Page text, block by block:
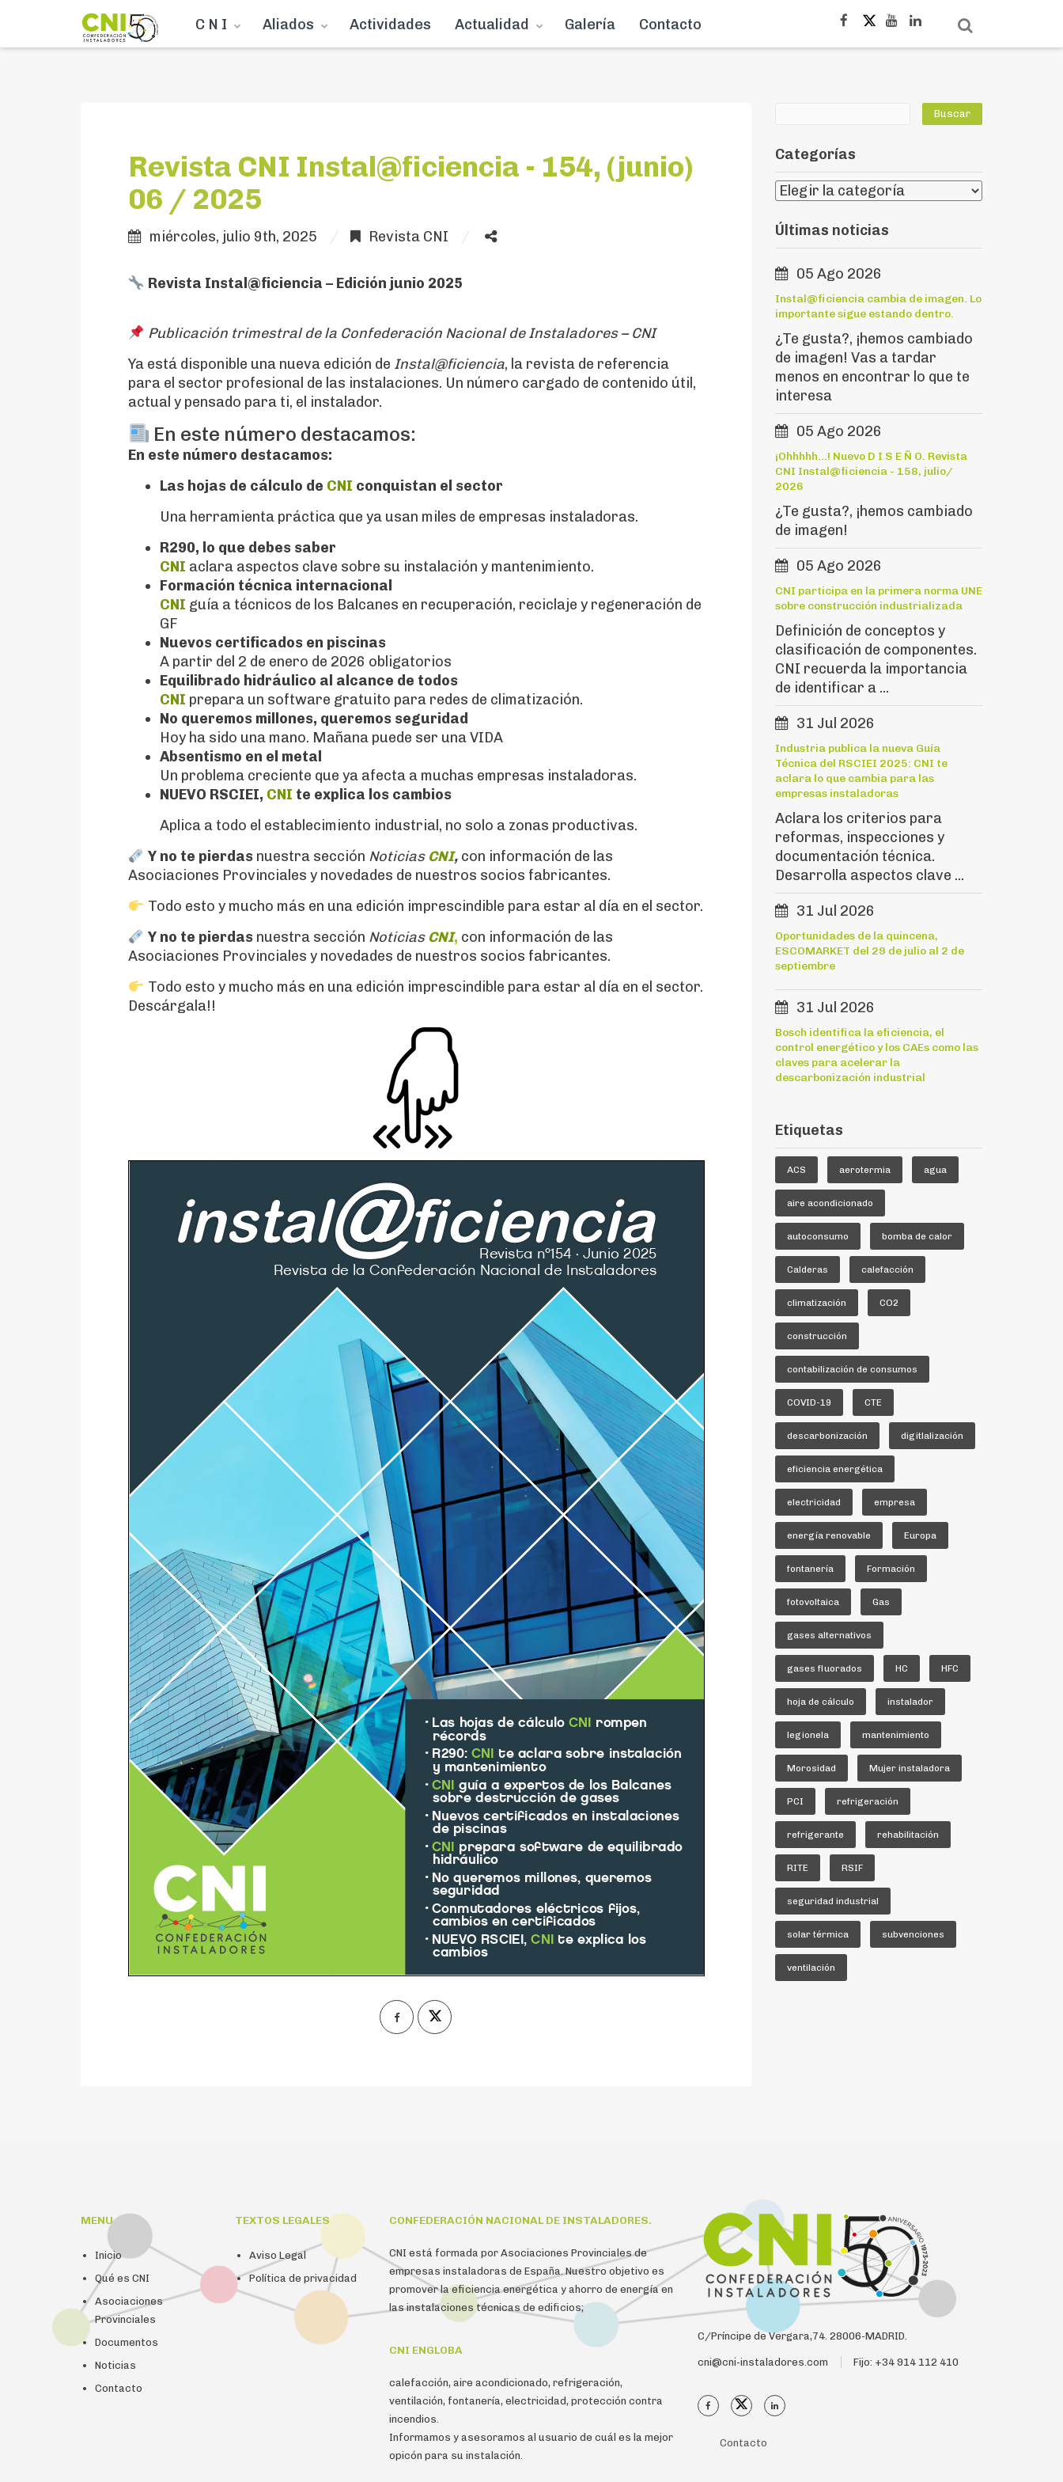
C N I Aliados Actividades Actualidad Galería Contacto
Revista CNI Instal@ficiencia - 154, (junio)
06 / 2025
miércoles, julio 9th, 2025 Revista CNI
Revista Instal@ficiencia – Edición junio 2025
Publicación trimestral de la Confederación Nacional de Instaladores – CNI
Ya está disponible una nueva edición de Instal@ficiencia, la revista de referencia
para el sector profesional de las instalaciones. Un número cargado de contenido útil,
actual y pensado para ti, el instalador.
En este número destacamos:
En este número destacamos:
Las hojas de cálculo de CNI conquistan el sector
Una herramienta práctica que ya usan miles de empresas instaladoras.
R290, lo que debes saber
CNI aclara aspectos clave sobre su instalación y mantenimiento.
Formación técnica internacional
CNI guía a técnicos de los Balcanes en recuperación, reciclaje y regeneración de
GF
Nuevos certificados en piscinas
A partir del 2 de enero de 2026 obligatorios
Equilibrado hidráulico al alcance de todos
CNI prepara un software gratuito para redes de climatización.
No queremos millones, queremos seguridad
Hoy ha sido una mano. Mañana puede ser una VIDA
Absentismo en el metal
Un problema creciente que ya afecta a muchas empresas instaladoras.
NUEVO RSCIEI, CNI te explica los cambios
Aplica a todo el establecimiento industrial, no solo a zonas productivas.
Y no te pierdasnuestra sección Noticias CNI,con información de las
Asociaciones Provinciales y novedades de nuestros socios fabricantes.
Todo esto y mucho más en una edición imprescindible para estar al día en el sector.
Y no te pierdasnuestra sección Noticias CNI, con información de las
Asociaciones Provinciales y novedades de nuestros socios fabricantes.
Todo esto y mucho más en una edición imprescindible para estar al día en el sector.
Descárgala!!
Categorías
Últimas noticias
05 Ago 2026
Instal@ficiencia cambia de imagen. Lo
importante sigue estando dentro.
¿Te gusta?, ¡hemos cambiado
de imagen! Vas a tardar
menos en encontrar lo que te
interesa
05 Ago 2026
¡Ohhhhh...! Nuevo D I S E Ñ O. Revista
CNI Instal@ficiencia - 158, julio/
2026
¿Te gusta?, ¡hemos cambiado
de imagen!
05 Ago 2026
CNI participa en la primera norma UNE
sobre construcción industrializada
Definición de conceptos y
clasificación de componentes.
CNI recuerda la importancia
de identificar a ...
31 Jul 2026
Industria publica la nueva Guía
Técnica del RSCIEI 2025: CNI te
aclara lo que cambia para las
empresas instaladoras
Aclara los criterios para
reformas, inspecciones y
documentación técnica.
Desarrolla aspectos clave ...
31 Jul 2026
Oportunidades de la quincena,
ESCOMARKET del 29 de julio al 2 de
septiembre
31 Jul 2026
Bosch identifica la eficiencia, el
control energético y los CAEs como las
claves para acelerar la
descarbonización industrial
Etiquetas
ACS aerotermia agua
aire acondicionado
autoconsumo bomba de calor
Calderas calefacción
climatización CO2
construcción
contabilización de consumos
COVID-19 CTE
descarbonización digitlalización
eficiencia energética
electricidad empresa
energía renovable Europa
fontanería Formación
fotovoltaica Gas
gases alternativos
gases fluorados HC HFC
hoja de cálculo instalador
legionela mantenimiento
Morosidad Mujer instaladora
PCI refrigeración
refrigerante rehabilitación
RITE RSIF
seguridad industrial
solar térmica subvenciones
ventilación
MENU
Inicio
Qué es CNI
Asociaciones
Provinciales
Documentos
Noticias
Contacto
TEXTOS LEGALES
Aviso Legal
Política de privacidad
CONFEDERACIÓN NACIONAL DE INSTALADORES.
CNI está formada por Asociaciones Provinciales de
empresas instaladoras de España. Nuestro objetivo es
promover la eficiencia energética y ahorro de energía en
las instalaciones técnicas de edificios;
CNI ENGLOBA
calefacción, aire acondicionado, refrigeración,
ventilación, fontanería, electricidad, protección contra
incendios.
Informamos y asesoramos al usuario de cuál es la mejor
opicón para su instalación.
C/Príncipe de Vergara,74. 28006-MADRID.
cni@cni-instaladores.com Fijo: +34 914 112 410
Contacto